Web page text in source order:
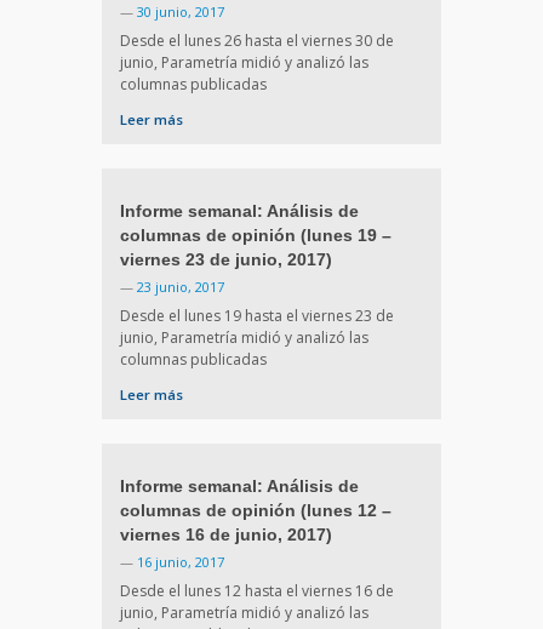
— 30 junio, 2017
Desde el lunes 26 hasta el viernes 30 de
junio, Parametría midió y analizó las
columnas publicadas
Leer más
Informe semanal: Análisis de
columnas de opinión (lunes 19 –
viernes 23 de junio, 2017)
— 23 junio, 2017
Desde el lunes 19 hasta el viernes 23 de
junio, Parametría midió y analizó las
columnas publicadas
Leer más
Informe semanal: Análisis de
columnas de opinión (lunes 12 –
viernes 16 de junio, 2017)
— 16 junio, 2017
Desde el lunes 12 hasta el viernes 16 de
junio, Parametría midió y analizó las